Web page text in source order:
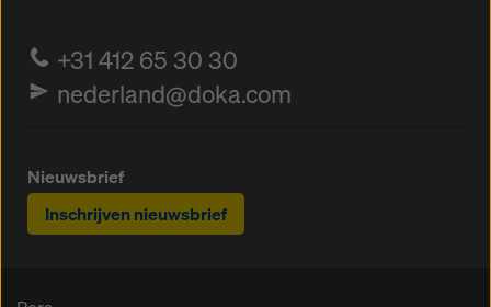
+31 412 65 30 30
nederland@doka.com
Nieuwsbrief
Inschrijven nieuwsbrief